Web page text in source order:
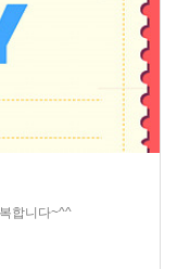
합니다~^^​